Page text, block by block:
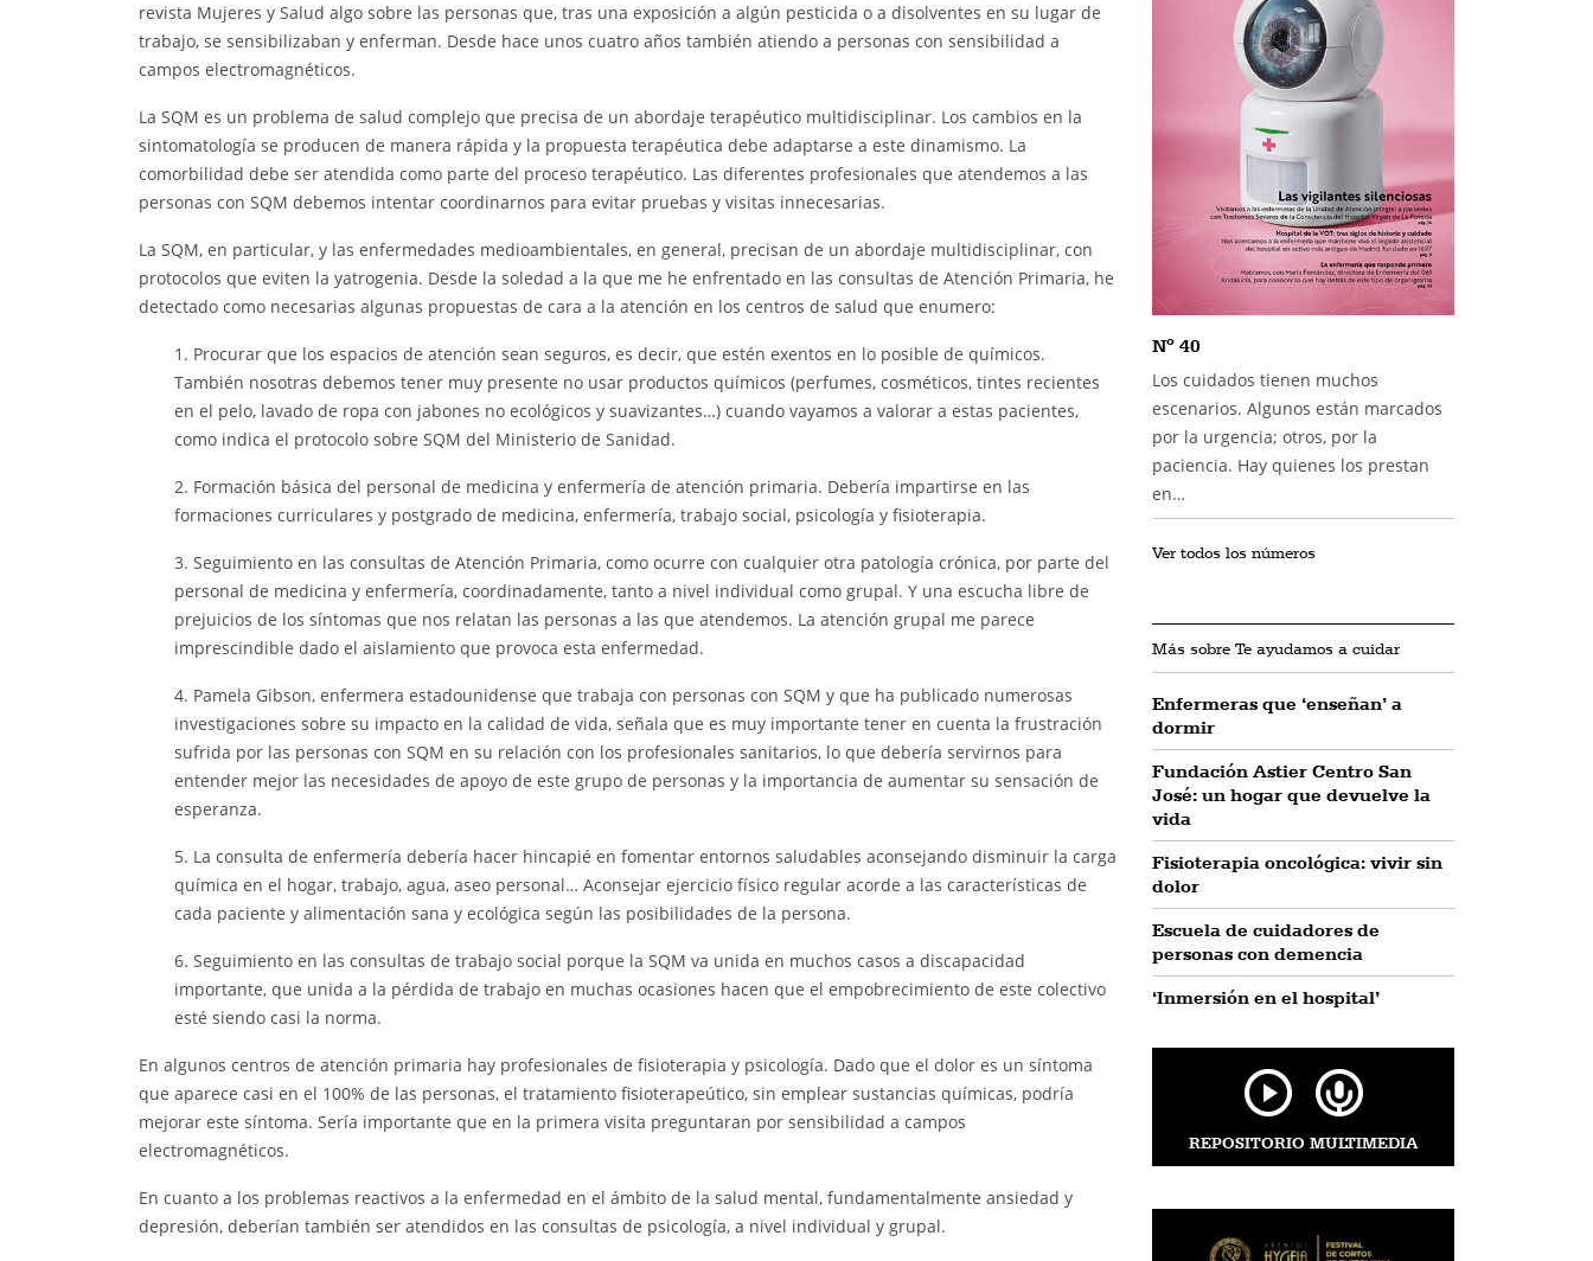
revista Mujeres y Salud algo sobre las personas que, tras una exposición a algún pesticida o a disolventes en su lugar de
trabajo, se sensibilizaban y enferman. Desde hace unos cuatro años también atiendo a personas con sensibilidad a
campos electromagnéticos.
La SQM es un problema de salud complejo que precisa de un abordaje terapéutico multidisciplinar. Los cambios en la
sintomatología se producen de manera rápida y la propuesta terapéutica debe adaptarse a este dinamismo. La
comorbilidad debe ser atendida como parte del proceso terapéutico. Las diferentes profesionales que atendemos a las
personas con SQM debemos intentar coordinarnos para evitar pruebas y visitas innecesarias.
La SQM, en particular, y las enfermedades medioambientales, en general, precisan de un abordaje multidisciplinar, con
protocolos que eviten la yatrogenia. Desde la soledad a la que me he enfrentado en las consultas de Atención Primaria, he
detectado como necesarias algunas propuestas de cara a la atención en los centros de salud que enumero:
1. Procurar que los espacios de atención sean seguros, es decir, que estén exentos en lo posible de químicos.
También nosotras debemos tener muy presente no usar productos químicos (perfumes, cosméticos, tintes recientes
en el pelo, lavado de ropa con jabones no ecológicos y suavizantes…) cuando vayamos a valorar a estas pacientes,
como indica el protocolo sobre SQM del Ministerio de Sanidad.
2. Formación básica del personal de medicina y enfermería de atención primaria. Debería impartirse en las
formaciones curriculares y postgrado de medicina, enfermería, trabajo social, psicología y fisioterapia.
3. Seguimiento en las consultas de Atención Primaria, como ocurre con cualquier otra patología crónica, por parte del
personal de medicina y enfermería, coordinadamente, tanto a nivel individual como grupal. Y una escucha libre de
prejuicios de los síntomas que nos relatan las personas a las que atendemos. La atención grupal me parece
imprescindible dado el aislamiento que provoca esta enfermedad.
4. Pamela Gibson, enfermera estadounidense que trabaja con personas con SQM y que ha publicado numerosas
investigaciones sobre su impacto en la calidad de vida, señala que es muy importante tener en cuenta la frustración
sufrida por las personas con SQM en su relación con los profesionales sanitarios, lo que debería servirnos para
entender mejor las necesidades de apoyo de este grupo de personas y la importancia de aumentar su sensación de
esperanza.
5. La consulta de enfermería debería hacer hincapié en fomentar entornos saludables aconsejando disminuir la carga
química en el hogar, trabajo, agua, aseo personal… Aconsejar ejercicio físico regular acorde a las características de
cada paciente y alimentación sana y ecológica según las posibilidades de la persona.
6. Seguimiento en las consultas de trabajo social porque la SQM va unida en muchos casos a discapacidad
importante, que unida a la pérdida de trabajo en muchas ocasiones hacen que el empobrecimiento de este colectivo
esté siendo casi la norma.
En algunos centros de atención primaria hay profesionales de fisioterapia y psicología. Dado que el dolor es un síntoma
que aparece casi en el 100% de las personas, el tratamiento fisioterapeútico, sin emplear sustancias químicas, podría
mejorar este síntoma. Sería importante que en la primera visita preguntaran por sensibilidad a campos
electromagnéticos.
En cuanto a los problemas reactivos a la enfermedad en el ámbito de la salud mental, fundamentalmente ansiedad y
depresión, deberían también ser atendidos en las consultas de psicología, a nivel individual y grupal.
Nº 40
Los cuidados tienen muchos
escenarios. Algunos están marcados
por la urgencia; otros, por la
paciencia. Hay quienes los prestan
en…
Ver todos los números
Más sobre Te ayudamos a cuidar
Enfermeras que ‘enseñan’ a
dormir
Fundación Astier Centro San
José: un hogar que devuelve la
vida
Fisioterapia oncológica: vivir sin
dolor
Escuela de cuidadores de
personas con demencia
‘Inmersión en el hospital’
REPOSITORIO MULTIMEDIA